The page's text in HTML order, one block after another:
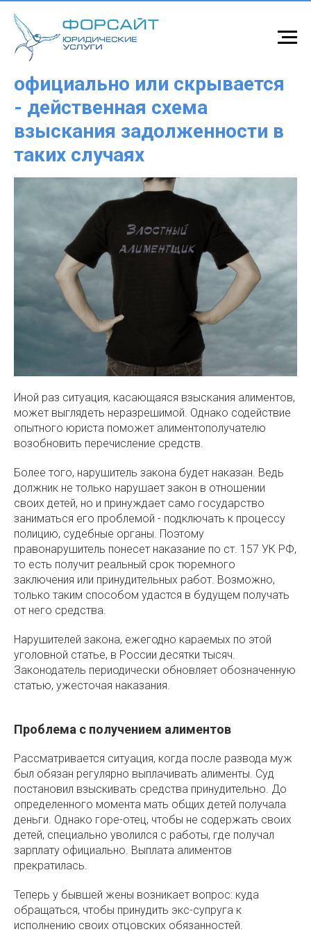
Алиментщик не работает
официально или скрывается
- действенная схема
взыскания задолженности в
таких случаях
Иной раз ситуация, касающаяся взыскания алиментов,
может выглядеть неразрешимой. Однако содействие
опытного юриста поможет алиментополучателю
возобновить перечисление средств.
Более того, нарушитель закона будет наказан. Ведь
должник не только нарушает закон в отношении
своих детей, но и принуждает само государство
заниматься его проблемой - подключать к процессу
полицию, судебные органы. Поэтому
правонарушитель понесет наказание по ст. 157 УК РФ,
то есть получит реальный срок тюремного
заключения или принудительных работ. Возможно,
только таким способом удастся в будущем получать
от него средства.
Нарушителей закона, ежегодно караемых по этой
уголовной статье, в России десятки тысяч.
Законодатель периодически обновляет обозначенную
статью, ужесточая наказания.
Проблема с получением алиментов
Рассматривается ситуация, когда после развода муж
был обязан регулярно выплачивать алименты. Суд
постановил взыскивать средства принудительно. До
определенного момента мать общих детей получала
деньги. Однако горе-отец, чтобы не содержать своих
детей, специально уволился с работы, где получал
зарплату официально. Выплата алиментов
прекратилась.
Теперь у бывшей жены возникает вопрос: куда
обращаться, чтобы принудить экс-супруга к
исполнению своих отцовских обязанностей.